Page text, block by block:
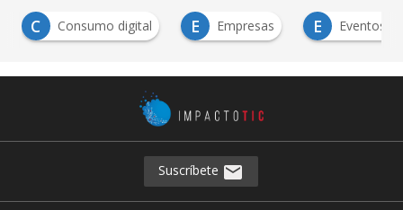
Consumo digital E Empresas E Eventos TIC
Suscríbete